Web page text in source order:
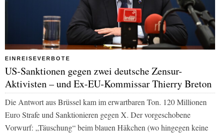
EINREISEVERBOTE
US-Sanktionen gegen zwei deutsche Zensur-
Aktivisten – und Ex-EU-Kommissar Thierry Breton
Die Antwort aus Brüssel kam im erwartbaren Ton. 120 Millionen
Euro Strafe und Sanktionieren gegen X. Der vorgeschobene
Vorwurf: „Täuschung“ beim blauen Häkchen (wo hingegen keine